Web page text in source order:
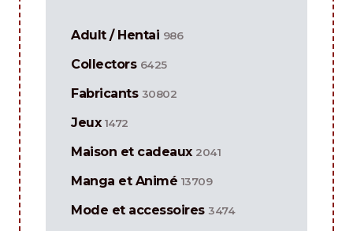
Adult / Hentai 986
Collectors 6425
Fabricants 30802
Jeux 1472
Maison et cadeaux 2041
Manga et Animé 13709
Mode et accessoires 3474